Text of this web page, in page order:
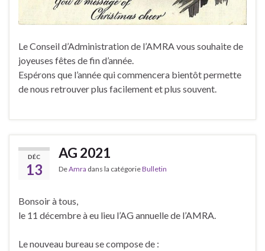
Le Conseil d’Administration de l’AMRA vous souhaite de
joyeuses fêtes de fin d’année.
Espérons que l’année qui commencera bientôt permette
de nous retrouver plus facilement et plus souvent.
DÉC
13
AG 2021
DeAmra dans la catégorieBulletin
Bonsoir à tous,
le 11 décembre à eu lieu l’AG annuelle de l’AMRA.
Le nouveau bureau se compose de :